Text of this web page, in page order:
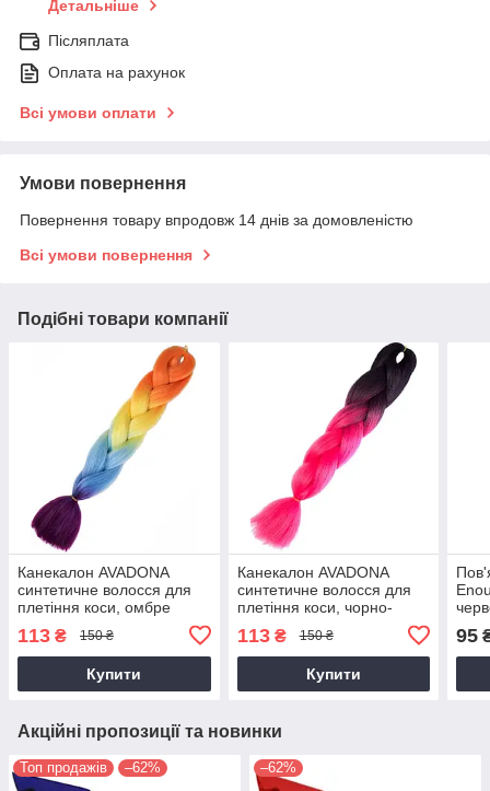
Детальніше
Післяплата
Оплата на рахунок
Всі умови оплати
Умови повернення
Повернення товару впродовж 14 днів за домовленістю
Всі умови повернення
Подібні товари компанії
Канекалон AVADONA
синтетичне волосся для
плетіння коси, омбре
113 ₴ 150 ₴
Купити
Канекалон AVADONA
синтетичне волосся для
плетіння коси, чорно-
113₴ 150 ₴
Купити
95
Акційні пропозиції та новинки
Топ продажів –62% –62%